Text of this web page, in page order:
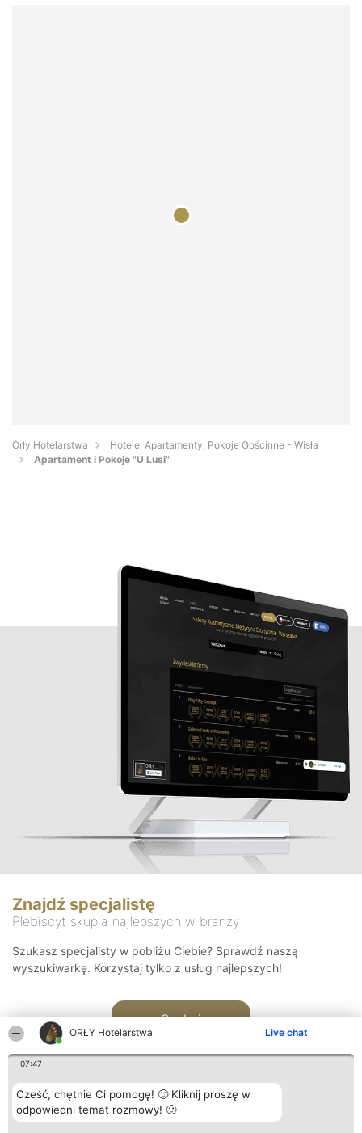
ORŁY Hotelarstwa Live chat
07:47
Cześć, chętnie Ci pomogę! 🙂 Kliknij proszę w
odpowiedni temat rozmowy! 🙂
Orły Hotelarstwa
Hotele, Apartamenty, Pokoje Gościnne - Wisła
Apartament i Pokoje "U Lusi"
Znajdź specjalistę
Plebiscyt skupia najlepszych w branży
Szukasz specjalisty w pobliżu Ciebie? Sprawdź naszą
wyszukiwarkę. Korzystaj tylko z usług najlepszych!
Szukaj